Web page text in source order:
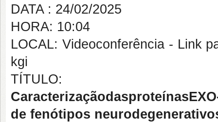
DATA : 24/02/2025
HORA: 10:04
LOCAL: Videoconferência - Link
kgi
TÍTULO:
de fenótipos